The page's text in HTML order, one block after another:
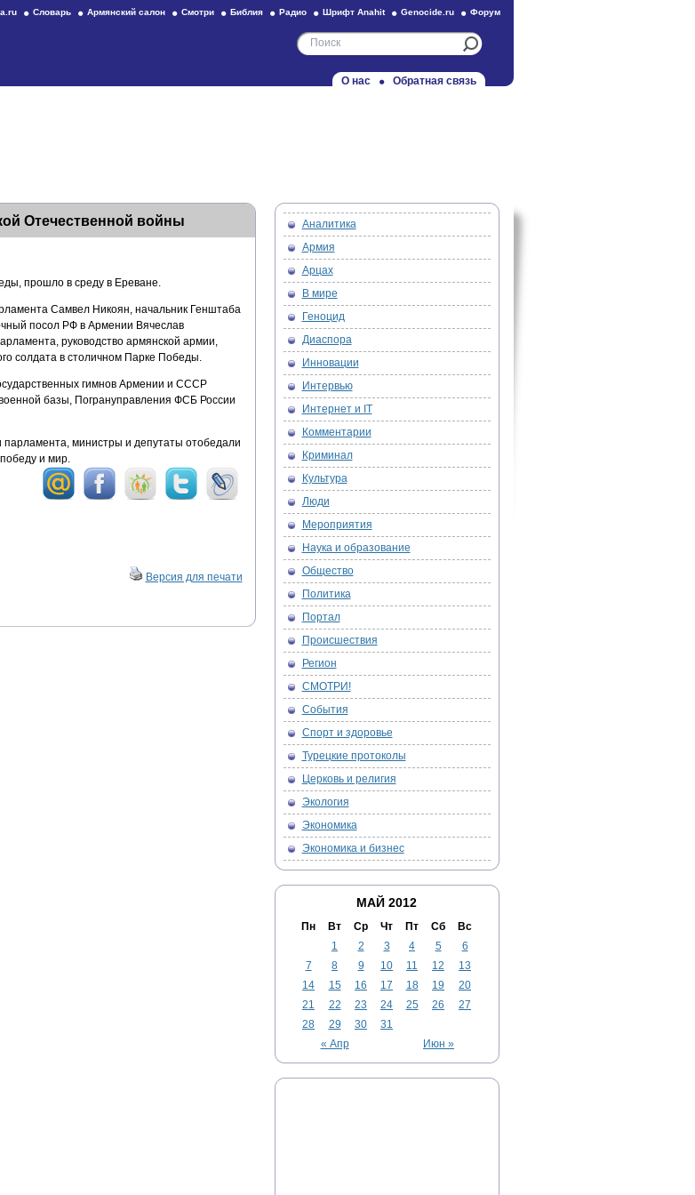
Словарь Армянский салон Смотри Библия Радио Шрифт Anahit Genocide.ru Форум
О нас Обратная связь
Отечественной войны
прошло в среду в Ереване.
Самвел Никоян, начальник Генштаба
посол РФ в Армении Вячеслав
руководство армянской армии,
солдата в столичном Парке Победы.
гимнов Армении и СССР
базы, Погрануправления ФСБ России
министры и депутаты отобедали
и мир.
Версия для печати
Аналитика
Армия
Арцах
В мире
Геноцид
Диаспора
Инновации
Интервью
Интернет и IT
Комментарии
Криминал
Культура
Люди
Мероприятия
Наука и образование
Общество
Политика
Портал
Происшествия
Регион
СМОТРИ!
События
Спорт и здоровье
Турецкие протоколы
Церковь и религия
Экология
Экономика
Экономика и бизнес
МАЙ 2012
Пн Вт Ср Чт Пт Сб Вс
« Апр Июн »
1 2 3 4 5
6
7
8 9 10 11 12
13
14
15 16 17 18 19
20
21
22 23 24 25 26
27
28
29 30 31